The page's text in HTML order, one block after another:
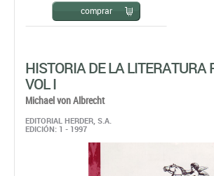
comprar
HISTORIA DE LA LITERATURA
VOL I
Michael von Albrecht
EDITORIAL HERDER, S.A.
EDICIÓN: 1 - 1997